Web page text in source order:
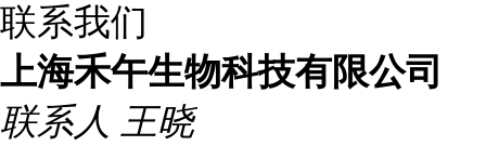
联系我们
上海禾午生物科技有限公司
联系人 王晓